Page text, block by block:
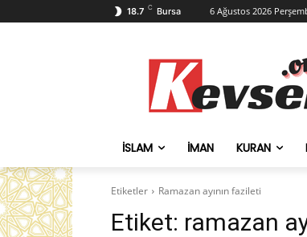
18.7 C Bursa 6 Ağustos 2026
İSLAM İMAN KURAN
Etiketler Ramazan ayının fazileti
Etiket: ramazan